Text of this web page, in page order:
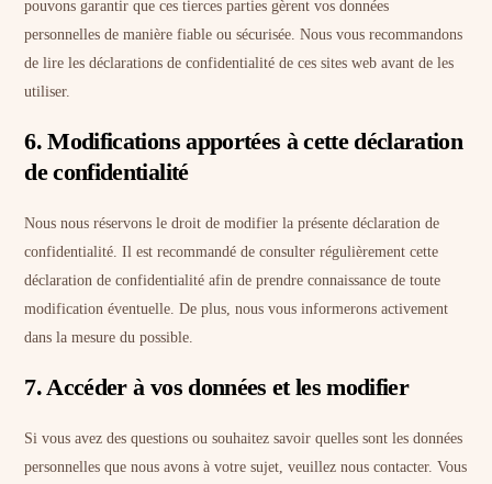
pouvons garantir que ces tierces parties gèrent vos données
personnelles de manière fiable ou sécurisée. Nous vous recommandons
de lire les déclarations de confidentialité de ces sites web avant de les
utiliser.
6. Modifications apportées à cette déclaration
de confidentialité
Nous nous réservons le droit de modifier la présente déclaration de
confidentialité. Il est recommandé de consulter régulièrement cette
déclaration de confidentialité afin de prendre connaissance de toute
modification éventuelle. De plus, nous vous informerons activement
dans la mesure du possible.
7. Accéder à vos données et les modifier
Si vous avez des questions ou souhaitez savoir quelles sont les données
personnelles que nous avons à votre sujet, veuillez nous contacter. Vous